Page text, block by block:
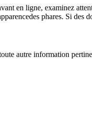
en ligne, examinez
phares. Si des
autre information